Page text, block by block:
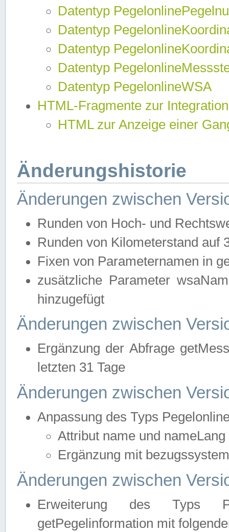
Datentyp
Datentyp
Datentyp
Datentyp
Datentyp PegelonlineWSA
HTML-Fragmente zur
HTML zur Anzeige einer
Änderungshistorie
Änderungen zwischen
Runden von Hoch- und
Runden von Kilometerstand auf
Fixen von Parameternamen in
zusätzliche Parameter
hinzugefügt
Änderungen zwischen
Ergänzung der Abfrage
letzten 31 Tage
Änderungen zwischen
Anpassung des Typs
Attribut name und
Ergänzung mit
Änderungen zwischen
Erweiterung des Typs
getPegelinformation mit